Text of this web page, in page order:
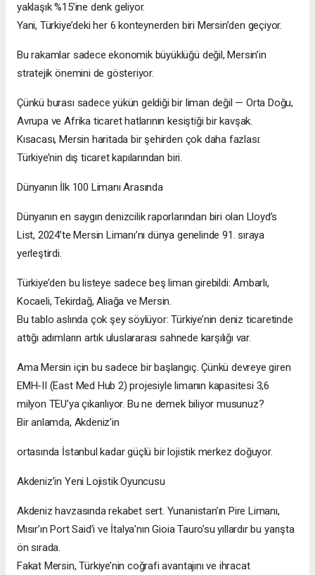
yaklaşık %15’ine denk geliyor.
Yani, Türkiye’deki her 6 konteynerden biri Mersin’den geçiyor.
Bu rakamlar sadece ekonomik büyüklüğü değil, Mersin’in
stratejik önemini de gösteriyor.
Çünkü burası sadece yükün geldiği bir liman değil — Orta Doğu,
Avrupa ve Afrika ticaret hatlarının kesiştiği bir kavşak.
Kısacası, Mersin haritada bir şehirden çok daha fazlası:
Türkiye’nin dış ticaret kapılarından biri.
Dünyanın İlk 100 Limanı Arasında
Dünyanın en saygın denizcilik raporlarından biri olan Lloyd’s
List, 2024’te Mersin Limanı’nı dünya genelinde 91. sıraya
yerleştirdi.
Türkiye’den bu listeye sadece beş liman girebildi: Ambarlı,
Kocaeli, Tekirdağ, Aliağa ve Mersin.
Bu tablo aslında çok şey söylüyor: Türkiye’nin deniz ticaretinde
attığı adımların artık uluslararası sahnede karşılığı var.
Ama Mersin için bu sadece bir başlangıç. Çünkü devreye giren
EMH-II (East Med Hub 2) projesiyle limanın kapasitesi 3,6
milyon TEU’ya çıkarılıyor. Bu ne demek biliyor musunuz?
Bir anlamda, Akdeniz’in
ortasında İstanbul kadar güçlü bir lojistik merkez doğuyor.
Akdeniz’in Yeni Lojistik Oyuncusu
Akdeniz havzasında rekabet sert. Yunanistan’ın Pire Limanı,
Mısır’ın Port Said’i ve İtalya’nın Gioia Tauro’su yıllardır bu yarışta
ön sırada.
Fakat Mersin, Türkiye’nin coğrafi avantajını ve ihracat